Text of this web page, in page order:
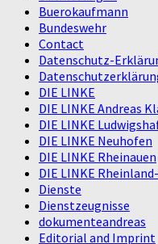
Buerokaufmann
Bundeswehr
Contact
Datenschutz-
DIE LINKE
DIE LINKE Andreas
DIE LINKE
DIE LINKE Neuhofen
DIE LINKE Rheinauen
DIE LINKE
Dienste
Dienstzeugnisse
dokumenteandreas
Editorial and Imprint